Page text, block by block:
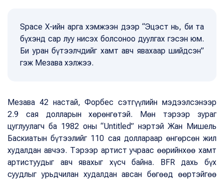
Space X-ийн арга хэмжээн дээр “Эцэст нь, би та
бүхэнд сар луу нисэх болсоноо дуулгах гэсэн юм.
Би уран бүтээлчдийг хамт авч явахаар шийдсэн”
гэж Мезава хэлжээ.
Мезава 42 настай, Форбес сэтгүүлийн мэдээлсэнээр
2.9 сая долларын хөрөнгөтэй. Мөн тэрээр зураг
цуглуулагч ба 1982 оны “Untitled” нэртэй Жан Мишель
Баскиатын бүтээлийг 110 сая доллараар өнгөрсөн жил
худалдан авчээ. Тэрээр артист учраас өөрийнхөө хамт
артистуудыг авч явахыг хүсч байна. BFR дахь бүх
суудлыг урьдчилан худалдан авсан бөгөөд өөртэйгөө